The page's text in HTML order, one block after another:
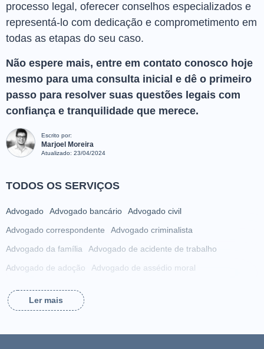
processo legal, oferecer conselhos especializados e
representá-lo com dedicação e comprometimento em
todas as etapas do seu caso.
Não espere mais, entre em contato conosco hoje
mesmo para uma consulta inicial e dê o primeiro
passo para resolver suas questões legais com
confiança e tranquilidade que merece.
Escrito por:
Marjoel Moreira
Atualizado: 23/04/2024
TODOS OS SERVIÇOS
Advogado Advogado bancário
Advogado civil
Advogado correspondente
Advogado criminalista
Advogado da família
Advogado de acidente de trabalho
Advogado de adoção
Advogado de assédio moral
Advogado de crimes cibernéticos
Ler mais